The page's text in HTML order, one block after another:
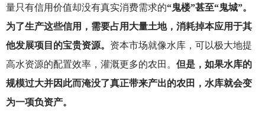
量只有信用价值却没有真实消费需求的“鬼楼”甚至“鬼城”。
为了生产这些信用，需要占用大量土地，消耗掉本应用于其
他发展项目的宝贵资源。 资本市场就像水库，可以极大地提
高水资源的配置效率，灌溉更多的农田。 但是，如果水库的
规模过大并因此而淹没了真正带来产出的农田，水库就会变
为一项负资产。